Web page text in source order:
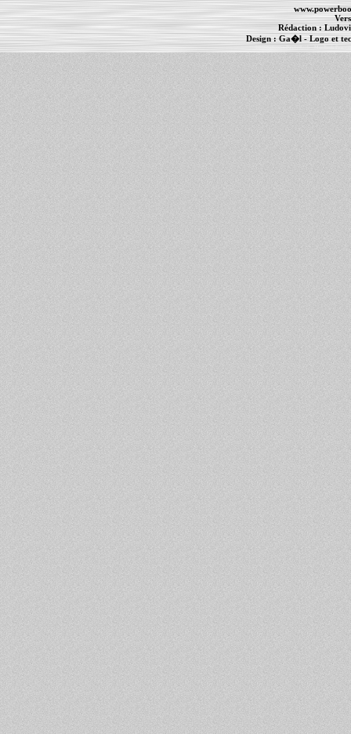
Rédaction :
Design : Ga�l- Logo et